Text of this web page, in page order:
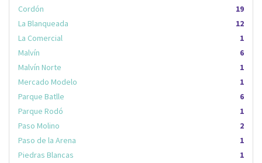
19
Cordón
12
La Blanqueada
1
La Comercial
6
Malvín
1
Malvín Norte
1
Mercado Modelo
6
Parque Batlle
1
Parque Rodó
2
Paso Molino
1
Paso de la Arena
1
Piedras Blancas